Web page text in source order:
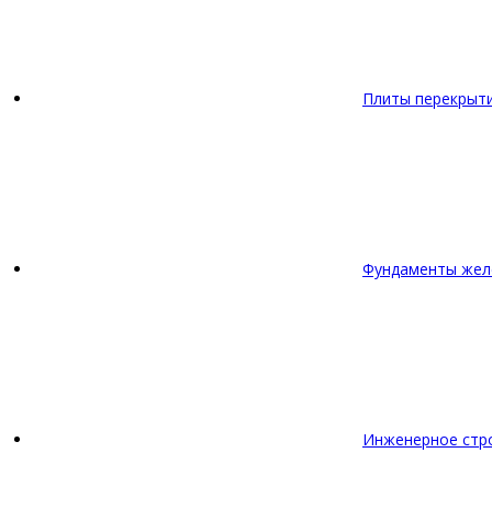
Плиты
Фундаменты
Инженерное